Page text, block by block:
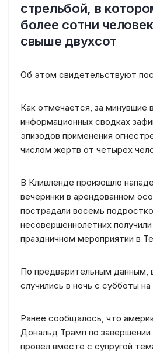
стрельбой, в
более сотни
свыше двухсот
Об этом свидетельствуют
Как отмечается, за минувшие
информационных сводках
эпизодов применения
числом жертв от четырех
В Кливленде произошло
вечеринки в арендованном
пострадали восемь
несовершеннолетних
праздничном мероприятии в
По предварительным данным,
случились в ночь с субботы
Ранее сообщалось, что
Дональд Трамп по завершении
провел вместе с супругой